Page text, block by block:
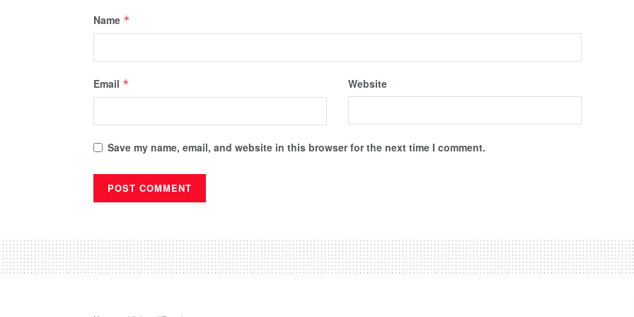
Name *
Email * Website
Save my name, email, and website in this browser for the next time I comment.